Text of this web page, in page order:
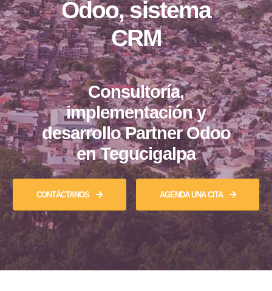
Odoo, sistema
CRM
Consultoría,
implementación y
desarrollo Partner Odoo
en Tegucigalpa
CONTÁCTANOS AGENDA UNA CITA